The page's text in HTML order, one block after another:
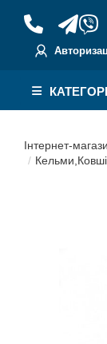
Інтернет-
Кельми,Ковші